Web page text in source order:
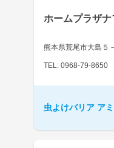
ホームプラザ
熊本県荒尾市大島５
TEL: 0968-79-8650
虫よけバリア ア